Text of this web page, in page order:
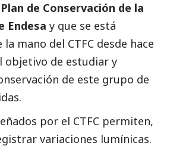
Plan de Conservación de la
Endesa y que se está
mano del CTFC desde hace
objetivo de estudiar y
de este grupo de
por el CTFC permiten,
variaciones lumínicas.